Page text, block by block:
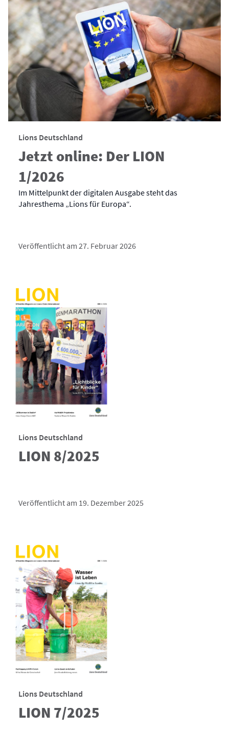
Lions Deutschland
Jetzt online: Der LION
1/2026
Im Mittelpunkt der digitalen Ausgabe steht das
Jahresthema „Lions für Europa“.
Veröffentlicht am 27. Februar 2026
Lions Deutschland
LION 8/2025
Veröffentlicht am 19. Dezember 2025
Lions Deutschland
LION 7/2025